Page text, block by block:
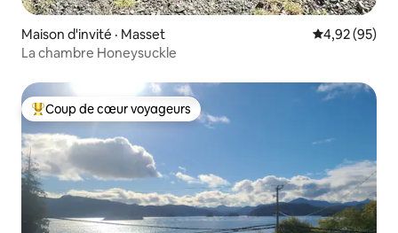
Maison d'invité · Masset Note
4,92 (95)
La chambre Honeysuckle
Coup de cœur voyageurs parmi les plus aimés
Coup de cœur voyageurs